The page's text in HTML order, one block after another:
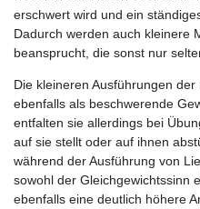
erschwert wird und ein
Dadurch werden auch kleinere
beansprucht, die sonst nur
Die kleineren Ausführungen
ebenfalls als beschwerende
entfalten sie allerdings bei
auf sie stellt oder auf ihnen
während der Ausführung von
sowohl der Gleichgewichtssinn
ebenfalls eine deutlich höhere